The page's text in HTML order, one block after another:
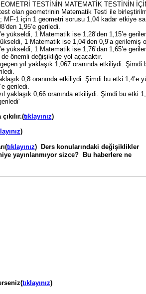
TESTİNİN MATEMATİK TESTİNİN
olan geometrinin Matematik Testi ile
MF-1 için 1 geometri sorusu 1,04 kadar etkiye
1,95’e geriledi.
yükseldi, 1 Matematik ise 1,28’den 1,15’e
1 Matematik ise 1,04’den 0,9’a gerilemiş
yükseldi, 1 Matematik ise 1,76’dan 1,65’e
önemli değişikliğe yol açacaktır.
yıl yaklaşık 1,067 oranında etkiliydi. Şimdi
0,8 oranında etkiliydi. Şimdi bu etki 1,4’e
geriledi.
yaklaşık 0,66 oranında etkiliydi. Şimdi bu etki
tıklayınız)
)
tıklayınız) Ders konularındaki değişiklikler
sizce? Bu haberlere ne
tıklayınız)